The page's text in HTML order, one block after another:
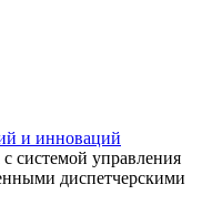
и инноваций
системой управления
диспетчерскими